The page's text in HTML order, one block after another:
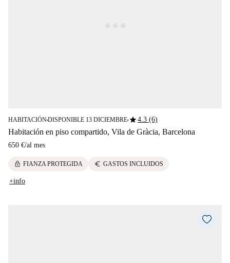
HABITACIÓN■DISPONIBLE 13 DICIEMBRE■star4.3 (6)
Habitación en piso compartido, Vila de Gràcia, Barcelona
650 €/al mes
lock FIANZA PROTEGIDA euro GASTOS INCLUIDOS
+info